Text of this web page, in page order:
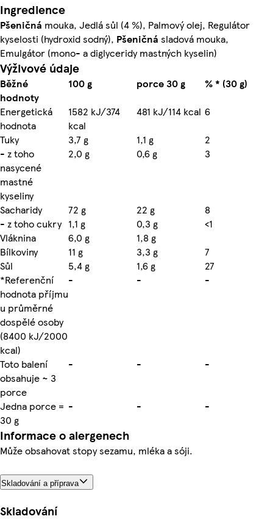
Ingredience
Pšeničná mouka, Jedlá sůl (4 %), Palmový olej, Regulátor
kyselosti (hydroxid sodný), Pšeničná sladová mouka,
Emulgátor (mono- a diglyceridy mastných kyselin)
Výživové údaje
Běžné
hodnoty
100 g porce 30 g
% * (30 g)
Energetická
hodnota
1582 kJ/374
kcal
481 kJ/114 kcal 6
Tuky
3,7 g 1,1 g
2
- z toho
nasycené
mastné
kyseliny
2,0 g 0,6 g 3
Sacharidy 72 g 22 g
8
- z toho cukry 1,1 g 0,3 g
<1
Vláknina
6,0 g
1,8 g
Bílkoviny
11 g 3,3 g
7
Sůl
5,4 g 1,6 g
27
*Referenční
hodnota příjmu
u průměrné
dospělé osoby
(8400 kJ/2000
kcal)
- - -
Toto balení
obsahuje ~ 3
porce
- - -
Jedna porce =
30 g
- - -
Informace o alergenech
Může obsahovat stopy sezamu, mléka a sóji.
Skladování a příprava
Skladování